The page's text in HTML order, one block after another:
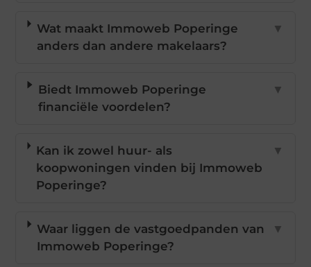
Wat maakt Immoweb Poperinge
anders dan andere makelaars?
▼
Biedt Immoweb Poperinge
financiële voordelen?
▼
Kan ik zowel huur- als
koopwoningen vinden bij Immoweb
Poperinge?
▼
Waar liggen de vastgoedpanden van
Immoweb Poperinge?
▼